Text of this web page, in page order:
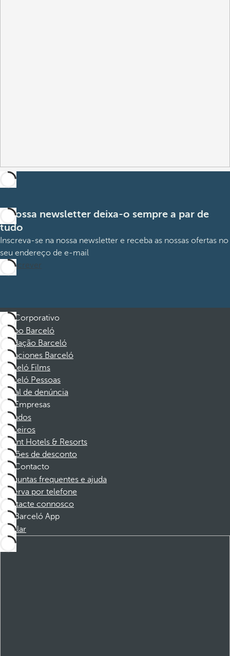
A nossa newsletter deixa-o sempre a par de
tudo
Inscreva-se na nossa newsletter e receba as nossas ofertas no
seu endereço de e-mail
Subscrever
Corporativo
Grupo Barceló
Fundação Barceló
Vacaciones Barceló
Barceló Films
Barceló Pessoas
Canal de denúncia
Empresas
Afiliados
Parceiros
Dorint Hotels & Resorts
Cupões de desconto
Contacto
Perguntas frequentes e ajuda
Reserva por telefone
Contacte connosco
Barceló App
Instalar